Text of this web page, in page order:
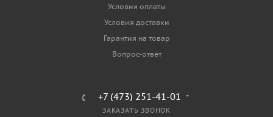
Условия оплаты
Условия доставки
Гарантия на товар
Вопрос-ответ
+7 (473) 251-41-01
ЗАКАЗАТЬ ЗВОНОК